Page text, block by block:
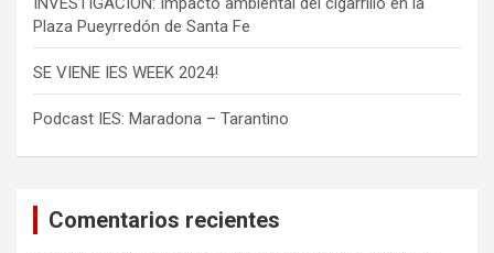
Plaza Pueyrredón de Santa Fe
SE VIENE IES WEEK 2024!
Podcast IES: Maradona – Tarantino
Comentarios recientes